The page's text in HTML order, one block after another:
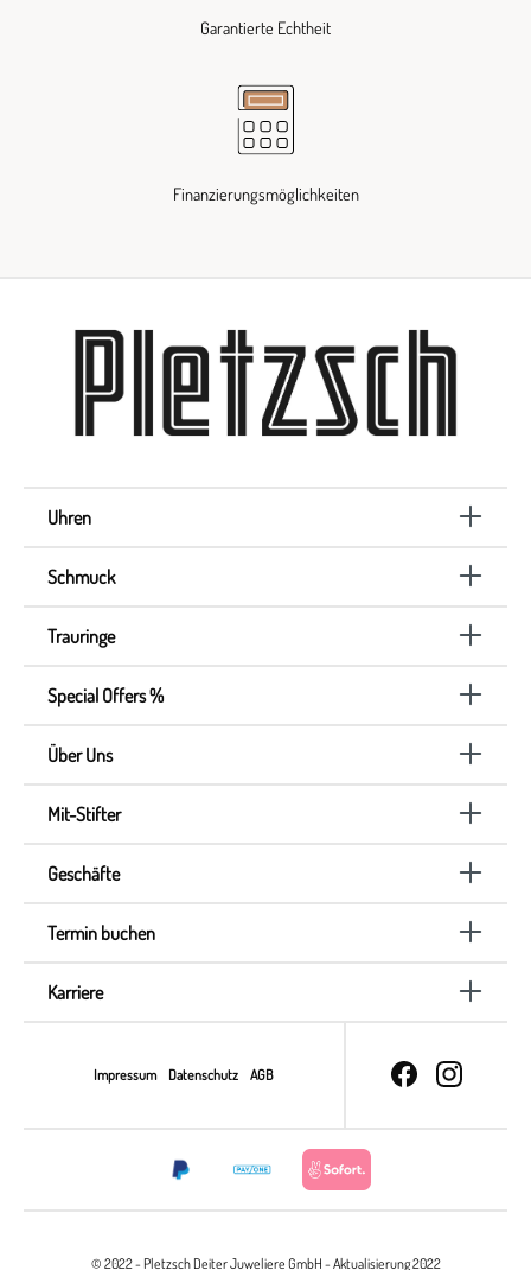
Garantierte Echtheit
Finanzierungsmöglichkeiten
Uhren
Schmuck
Trauringe
Special Offers %
Über Uns
Mit-Stifter
Geschäfte
Termin buchen
Karriere
Impressum Datenschutz AGB
© 2022 - Pletzsch Deiter Juweliere GmbH - Aktualisierung 2022